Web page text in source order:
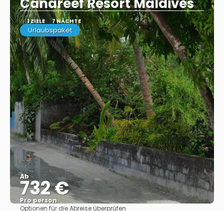
1 ZIELE 7 NÄCHTE
Urlaubspaket
Ab
732 €
Pro person
Optionen für die Abreise überprüfen